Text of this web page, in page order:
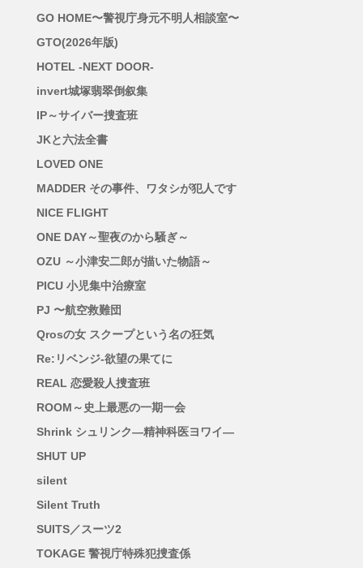
GO HOME〜警視庁身元不明人相談室〜
GTO(2026年版)
HOTEL -NEXT DOOR-
invert城塚翡翠倒叙集
IP～サイバー捜査班
JKと六法全書
LOVED ONE
MADDER その事件、ワタシが犯人です
NICE FLIGHT
ONE DAY～聖夜のから騒ぎ～
OZU ～小津安二郎が描いた物語～
PICU 小児集中治療室
PJ 〜航空救難団
Qrosの女 スクープという名の狂気
Re:リベンジ-欲望の果てに
REAL 恋愛殺人捜査班
ROOM～史上最悪の一期一会
Shrink シュリンク―精神科医ヨワイ―
SHUT UP
silent
Silent Truth
SUITS／スーツ2
TOKAGE 警視庁特殊犯捜査係